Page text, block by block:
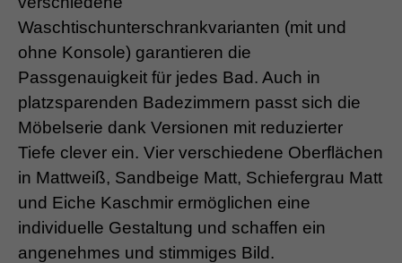
Waschtischunterschrankvarianten (mit und
ohne Konsole) garantieren die
Passgenauigkeit für jedes Bad. Auch in
platzsparenden Badezimmern passt sich die
Möbelserie dank Versionen mit reduzierter
Tiefe clever ein. Vier verschiedene Oberflächen
in Mattweiß, Sandbeige Matt, Schiefergrau Matt
und Eiche Kaschmir ermöglichen eine
individuelle Gestaltung und schaffen ein
angenehmes und stimmiges Bild.